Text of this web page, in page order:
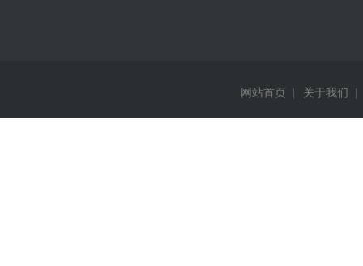
网站首页 关于我们